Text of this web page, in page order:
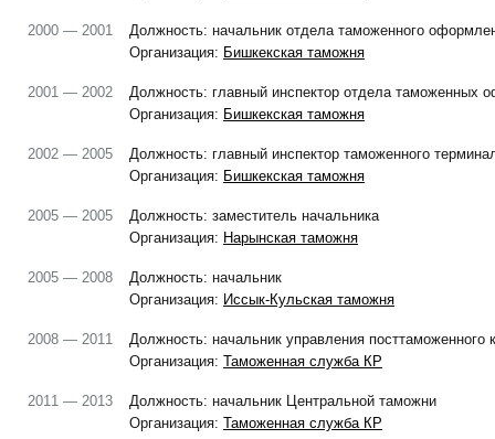
2000 — 2001
Должность: начальник отдела таможенного
Организация: Бишкекская таможня
2001 — 2002
Должность: главный инспектор отдела таможенных
Организация: Бишкекская таможня
2002 — 2005
Должность: главный инспектор таможенного
Организация: Бишкекская таможня
2005 — 2005
Должность: заместитель начальника
Организация: Нарынская таможня
2005 — 2008
Должность: начальник
Организация: Иссык-Кульская таможня
2008 — 2011
Должность: начальник управления посттаможенного
Организация: Таможенная служба КР
2011 — 2013
Должность: начальник Центральной таможни
Организация: Таможенная служба КР